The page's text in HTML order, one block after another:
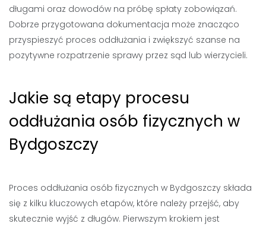
długami oraz dowodów na próbę spłaty zobowiązań.
Dobrze przygotowana dokumentacja może znacząco
przyspieszyć proces oddłużania i zwiększyć szanse na
pozytywne rozpatrzenie sprawy przez sąd lub wierzycieli.
Jakie są etapy procesu
oddłużania osób fizycznych w
Bydgoszczy
Proces oddłużania osób fizycznych w Bydgoszczy składa
się z kilku kluczowych etapów, które należy przejść, aby
skutecznie wyjść z długów. Pierwszym krokiem jest